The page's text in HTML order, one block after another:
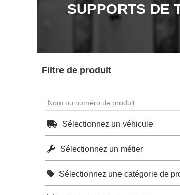
SUPPORTS DE
Filtre de produit
Sélectionnez un véhicule
Sélectionnez un métier
Sélectionnez une catégorie de